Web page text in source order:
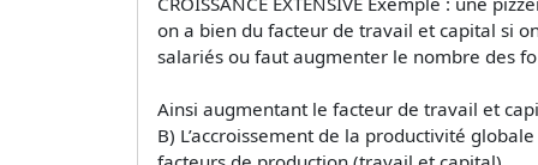
on a bien du facteur de travail et capital si
salariés ou faut augmenter le nombre des
Ainsi augmentant le facteur de travail et
B) L’accroissement de la productivité